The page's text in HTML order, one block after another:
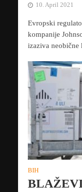
10. April 2021
Evropski
kompanije
izaziva
BIH